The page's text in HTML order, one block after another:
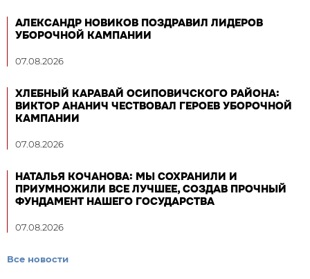
АЛЕКСАНДР НОВИКОВ ПОЗДРАВИЛ ЛИДЕРОВ
УБОРОЧНОЙ КАМПАНИИ
07.08.2026
ХЛЕБНЫЙ КАРАВАЙ ОСИПОВИЧСКОГО РАЙОНА:
ВИКТОР АНАНИЧ ЧЕСТВОВАЛ ГЕРОЕВ УБОРОЧНОЙ
КАМПАНИИ
07.08.2026
НАТАЛЬЯ КОЧАНОВА: МЫ СОХРАНИЛИ И
ПРИУМНОЖИЛИ ВСЕ ЛУЧШЕЕ, СОЗДАВ ПРОЧНЫЙ
ФУНДАМЕНТ НАШЕГО ГОСУДАРСТВА
07.08.2026
Все новости